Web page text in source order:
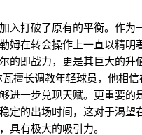
入打破了原有的平衡。作为
姆在转会操作上一直以精明
的即战力，更是其巨大的升
擅长调教年轻球员，他相信
进一步兑现天赋。更重要的
定的出场时间，这对于渴望
具有极大的吸引力。